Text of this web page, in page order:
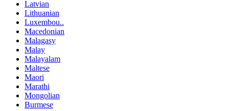
Latvian
Lithuanian
Luxembou..
Macedonian
Malagasy
Malay
Malayalam
Maltese
Maori
Marathi
Mongolian
Burmese